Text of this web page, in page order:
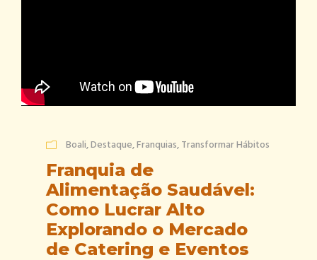
Boali,Destaque,Franquias,Transformar Hábitos
Franquia de
Alimentação Saudável:
Como Lucrar Alto
Explorando o Mercado
de Catering e Eventos